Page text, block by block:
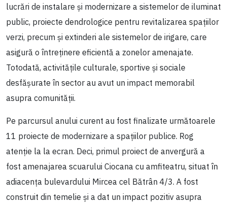
lucrări de instalare și modernizare a sistemelor de iluminat
public, proiecte dendrologice pentru revitalizarea spațiilor
verzi, precum și extinderi ale sistemelor de irigare, care
asigură o întreținere eficientă a zonelor amenajate.
Totodată, activitățile culturale, sportive și sociale
desfășurate în sector au avut un impact memorabil
asupra comunității.
Pe parcursul anului curent au fost finalizate următoarele
11 proiecte de modernizare a spațiilor publice. Rog
atenție la la ecran. Deci, primul proiect de anvergură a
fost amenajarea scuarului Ciocana cu amfiteatru, situat în
adiacența bulevardului Mircea cel Bătrân 4/3. A fost
construit din temelie și a dat un impact pozitiv asupra